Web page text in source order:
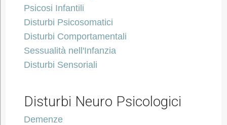
Psicosi Infantili
Disturbi Psicosomatici
Disturbi Comportamentali
Sessualità nell'Infanzia
Disturbi Sensoriali
Disturbi Neuro Psicologici
Demenze